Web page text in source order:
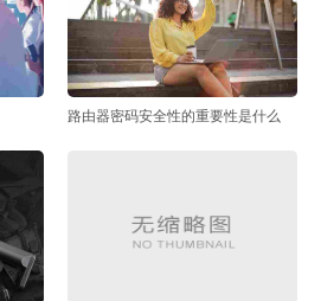
路由器密码安全性的重要性是什么